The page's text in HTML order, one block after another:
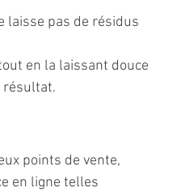
laisse pas de résidus
en la laissant douce
résultat.
points de vente,
en ligne telles